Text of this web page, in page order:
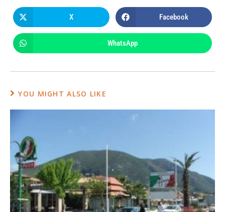
X Facebook
WhatsApp
YOU MIGHT ALSO LIKE